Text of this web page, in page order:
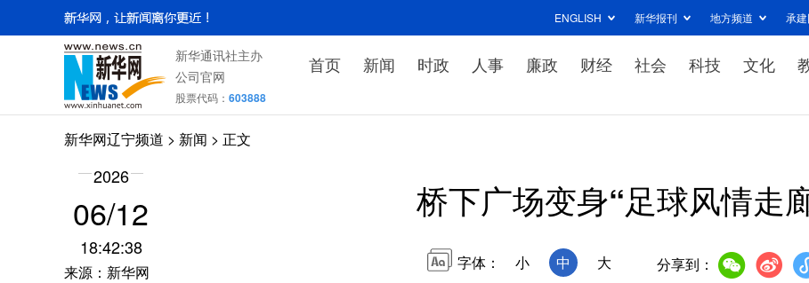
ENGLISH 新华报刊 地方频道 承
新华通讯社主办
公司官网
股票代码： 603888
首页 新闻 时政 人事 廉政 财经 社会 科技 文化
新华网辽宁频道 > 新闻 > 正文
2026
06/12
18:42:38
来源：新华网
桥下广场变身“足球风情走
字体： 小 中 大 分享到：